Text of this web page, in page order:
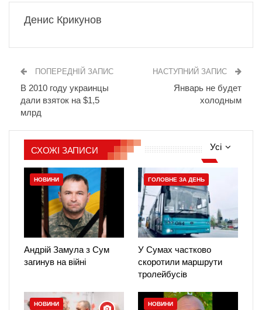
Денис Крикунов
ПОПЕРЕДНІЙ ЗАПИС
В 2010 году украинцы
дали взяток на $1,5
млрд
НАСТУПНИЙ ЗАПИС
Январь не будет
холодным
Усі
СХОЖІ ЗАПИСИ
НОВИНИ
Андрій Замула з Сум
загинув на війні
ГОЛОВНЕ ЗА ДЕНЬ
У Сумах частково
скоротили маршрути
тролейбусів
НОВИНИ НОВИНИ